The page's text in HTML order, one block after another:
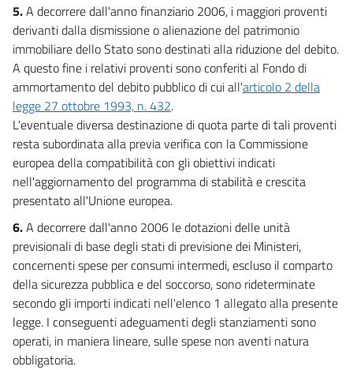
5.A decorrere dall'anno finanziario 2006, i maggiori proventi
derivanti dalla dismissione o alienazione del patrimonio
immobiliare dello Stato sono destinati alla riduzione del debito.
A questo fine i relativi proventi sono conferiti al Fondo di
ammortamento del debito pubblico di cui all'articolo 2 della
legge 27 ottobre 1993, n. 432.
L'eventuale diversa destinazione di quota parte di tali proventi
resta subordinata alla previa verifica con la Commissione
europea della compatibilità con gli obiettivi indicati
nell'aggiornamento del programma di stabilità e crescita
presentato all'Unione europea.
6.A decorrere dall'anno 2006 le dotazioni delle unità
previsionali di base degli stati di previsione dei Ministeri,
concernenti spese per consumi intermedi, escluso il comparto
della sicurezza pubblica e del soccorso, sono rideterminate
secondo gli importi indicati nell'elenco 1 allegato alla presente
legge. I conseguenti adeguamenti degli stanziamenti sono
operati, in maniera lineare, sulle spese non aventi natura
obbligatoria.